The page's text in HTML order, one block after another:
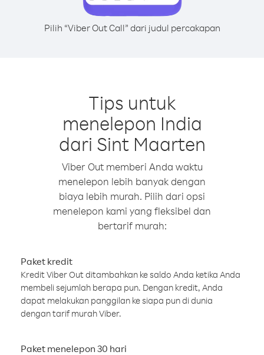
Pilih “Viber Out Call” dari judul percakapan
Tips untuk
menelepon India
dari Sint Maarten
Viber Out memberi Anda waktu
menelepon lebih banyak dengan
biaya lebih murah. Pilih dari opsi
menelepon kami yang fleksibel dan
bertarif murah:
Paket kredit
Kredit Viber Out ditambahkan ke saldo Anda ketika Anda
membeli sejumlah berapa pun. Dengan kredit, Anda
dapat melakukan panggilan ke siapa pun di dunia
dengan tarif murah Viber.
Paket menelepon 30 hari